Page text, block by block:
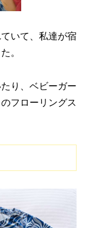
いて、私達が宿
。
り、ベビーガー
フローリングス